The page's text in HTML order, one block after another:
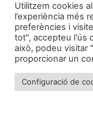
Troba'ns a:
Utilitzem cookies
l’experiència més
preferències i
tot", accepteu l'ús
això, podeu visitar
proporcionar un
Configuració de